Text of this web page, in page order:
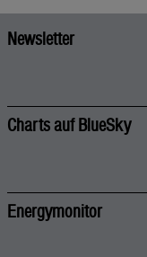
Newsletter
Charts auf BlueSky
Energymonitor